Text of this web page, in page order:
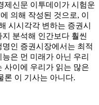
제신문 이투데이가 시험운
의해 작성된 것으로, 이
시시각각 변하는 증권시
분석해 인간보다 훨씬
인 증권시장에서는 최적
은 먼 미래가 아닌 우리
사이에 우리가 읽는 많은
론 이 기사는 아니다.